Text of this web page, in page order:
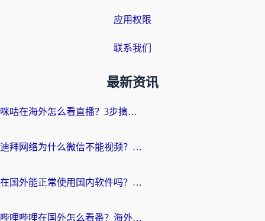
应用权限
联系我们
最新资讯
咪咕在海外怎么看直播？3步搞定地域限制，还能畅看腾讯视频与国内热剧
迪拜网络为什么微信不能视频？海外党必看的回国加速全攻略
在国外能正常使用国内软件吗？海外党亲测有效的无缝访问指南
哔哩哔哩在国外怎么看番？海外党追剧看片的终极解决方案